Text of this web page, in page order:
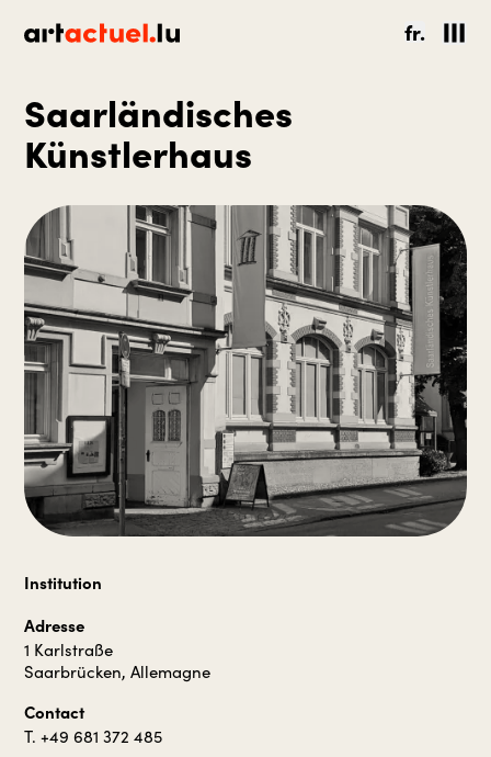
fr.
Saarländisches
Künstlerhaus
Institution
Adresse
1 Karlstraße
Saarbrücken, Allemagne
Contact
T. +49 681 372 485